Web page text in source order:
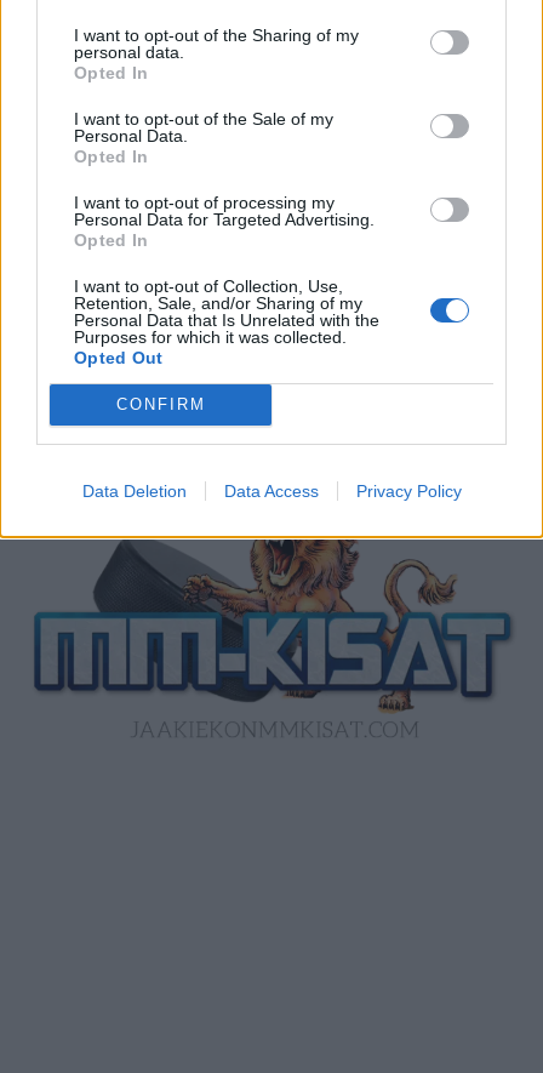
I want to opt-out of the Sharing of my
personal data.
Opted In
I want to opt-out of the Sale of my
Personal Data.
Opted In
I want to opt-out of processing my
Personal Data for Targeted Advertising.
Opted In
I want to opt-out of Collection, Use,
Retention, Sale, and/or Sharing of my
Personal Data that Is Unrelated with the
Purposes for which it was collected.
Opted Out
CONFIRM
Data Deletion Data Access Privacy Policy
MM-kullasta käytiin armoton vääntö –
jatkoajalla
Huikeaa draamaa pronssiottelussa –
Norja kaatoi Kanadan jatkoajalla ja voitti
ensimmäisen MM-mitalinsa